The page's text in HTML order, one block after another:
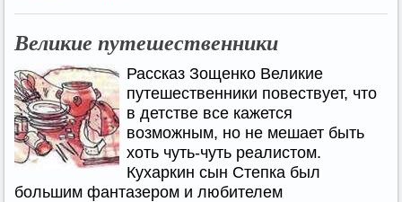
Великие путешественники
Рассказ Зощенко Великие
путешественники повествует, что
в детстве все кажется
возможным, но не мешает быть
хоть чуть-чуть реалистом.
Кухаркин сын Степка был
большим фантазером и любителем